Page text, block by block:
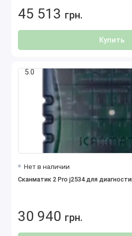
45 513 грн.
Купить
5.0
Нет в наличии
Сканматик 2 Pro j2534 для
30 940 грн.